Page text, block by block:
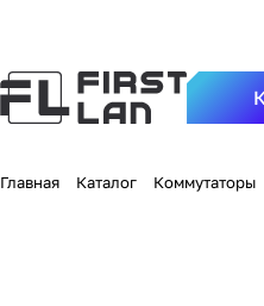
Главная Каталог Коммутаторы